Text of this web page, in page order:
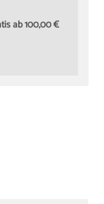
ab 100,00 €